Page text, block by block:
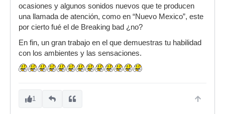
ocasiones y algunos sonidos nuevos que te producen
una llamada de atención, como en “Nuevo Mexico”, este
por cierto fué el de Breaking bad ¿no?
En fin, un gran trabajo en el que demuestras tu habilidad
con los ambientes y las sensaciones.
1